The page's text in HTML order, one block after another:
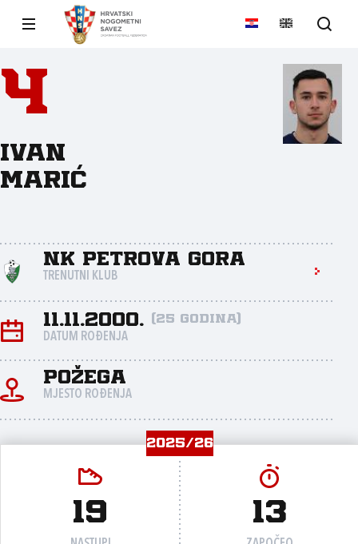
4
Ivan
Marić
NK Petrova gora
TRENUTNI KLUB
11.11.2000. (25 godina)
DATUM ROĐENJA
Požega
MJESTO ROĐENJA
2025/26
19 13